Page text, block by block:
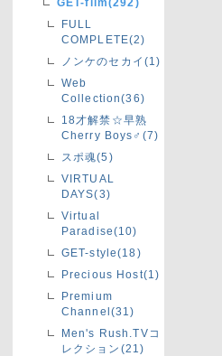
FULL
COMPLETE(2)
ノンケのセカイ(1)
Web
Collection(36)
18才解禁☆早熟
Cherry Boys♂(7)
スポ魂(5)
VIRTUAL
DAYS(3)
Virtual
Paradise(10)
GET-style(18)
Precious Host(1)
Premium
Channel(31)
Men's Rush.TVコ
レクション(21)